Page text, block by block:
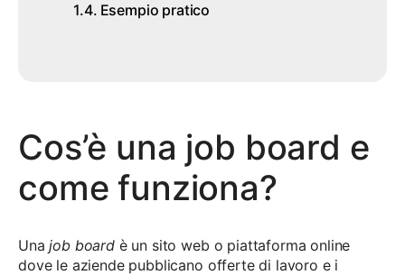
Esempio pratico
Cos’è una job board e
come funziona?
Unajob boardè un sito web o piattaforma online
dove le aziende pubblicano offerte di lavoro e i